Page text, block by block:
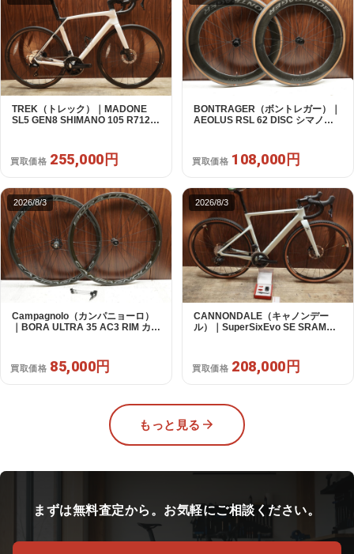
TREK（トレック）｜MADONE
SL5 GEN8 SHIMANO 105 R7120
買取価格 255,000円
BONTRAGER（ボントレガー）｜
AEOLUS RSL 62 DISC シマノフ
買取価格 108,000円
2026/8/3
Campagnolo（カンパニョーロ）
｜BORA ULTRA 35 AC3 RIM カン
買取価格 85,000円
2026/8/3
CANNONDALE（キャノンデー
ル）｜SuperSixEvo SE SRAM
年｜美品｜買取金額 208,000円
買取価格 208,000円
もっと見る
まずは無料査定から。お気軽にご相談ください。